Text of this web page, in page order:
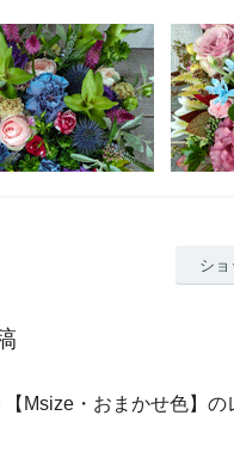
シ
Msize・おまかせ色】の